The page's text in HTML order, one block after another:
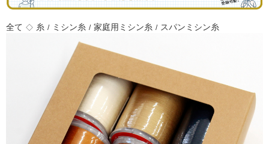
全て ◇ 糸 / ミシン糸 / 家庭用ミシン糸 / スパンミシン糸